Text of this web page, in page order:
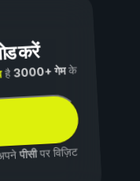
करें
है3000+ गेमके
पीसीपर विज़िट